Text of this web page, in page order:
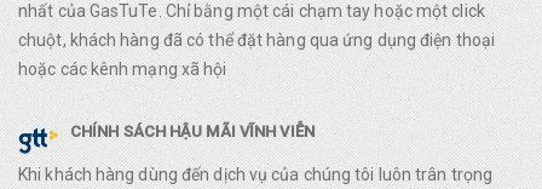
nhất của GasTuTe. Chỉ bằng một cái chạm tay hoặc một click
chuột, khách hàng đã có thể đặt hàng qua ứng dụng điện thoại
hoặc các kênh mạng xã hội
CHÍNH SÁCH HẬU MÃI VĨNH VIỄN
Khi khách hàng dùng đến dịch vụ của chúng tôi luôn trân trọng